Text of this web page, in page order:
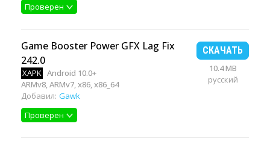
Проверен
Game Booster Power GFX Lag Fix
242.0
XAPK Android 10.0+
ARMv8, ARMv7, x86, x86_64
Добавил: Gawk
Проверен
СКАЧАТЬ
10.4 MB
русский